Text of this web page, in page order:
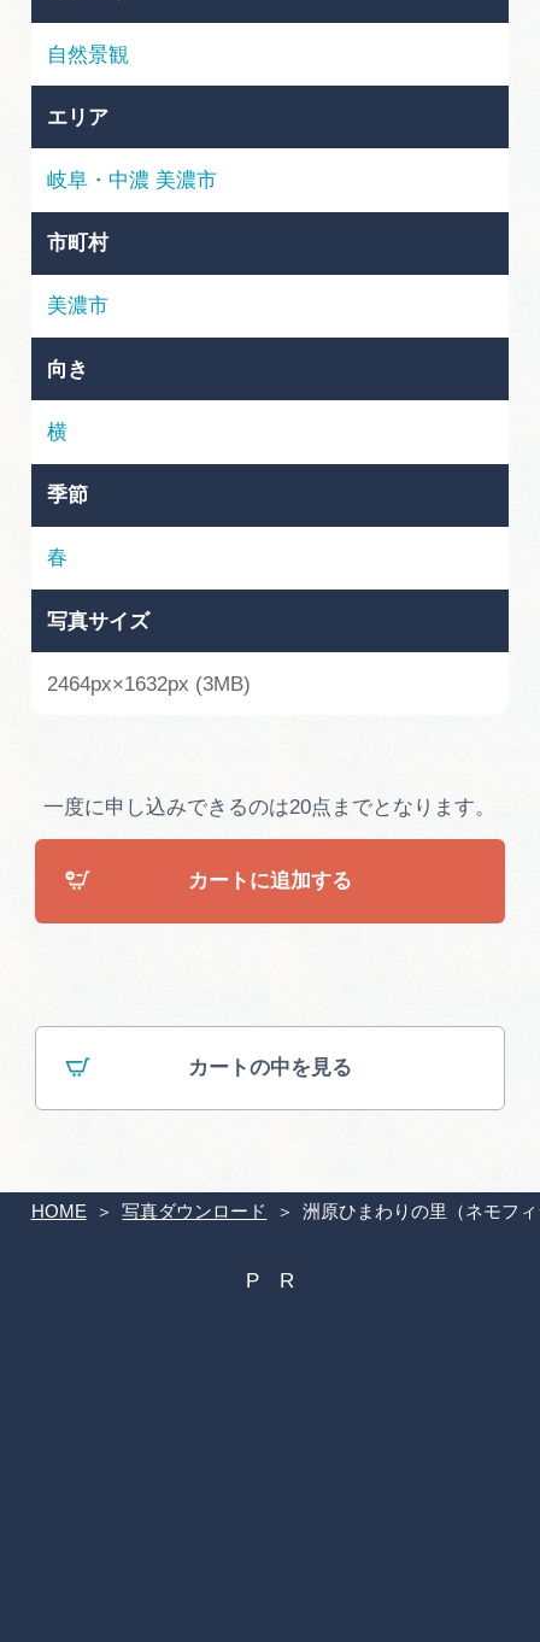
早わかり岐阜
買い物・お土産
体験予約サイト「ＶＩＳＩＴ岐阜県」
岐阜県アウトドア観光キャンペーン
岐阜県まるごと観光エリアガイド
岐阜県観光データベース
旅行会社・観光事業者の皆様へ
運営組織
広告掲載
サイトポリシー
HOME 写真ダウンロード 洲原ひまわりの里（ネモフ
自然景観
エリア
岐阜・中濃 美濃市
市町村
美濃市
向き
横
季節
春
写真サイズ
2464px×1632px (3MB)
一度に申し込みできるのは20点までとなります。
カートに追加する
カートの中を見る